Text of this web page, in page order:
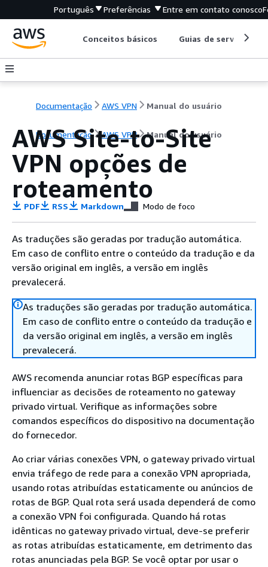
Português Preferências Entre em contato conosco
Conceitos básicos Guias de serviço
Documentação AWS VPN Manual do usuário
Documentação AWS VPN Manual do usuário
AWS Site-to-Site
VPN opções de
roteamento
PDF RSS Markdown Modo de foco
As traduções são geradas por tradução automática.
Em caso de conflito entre o conteúdo da tradução e da
versão original em inglês, a versão em inglês
prevalecerá.
As traduções são geradas por tradução automática.
Em caso de conflito entre o conteúdo da tradução e
da versão original em inglês, a versão em inglês
prevalecerá.
AWS recomenda anunciar rotas BGP específicas para
influenciar as decisões de roteamento no gateway
privado virtual. Verifique as informações sobre
comandos específicos do dispositivo na documentação
do fornecedor.
Ao criar várias conexões VPN, o gateway privado virtual
envia tráfego de rede para a conexão VPN apropriada,
usando rotas atribuídas estaticamente ou anúncios de
rotas de BGP. Qual rota será usada dependerá de como
a conexão VPN foi configurada. Quando há rotas
idênticas no gateway privado virtual, deve-se preferir
as rotas atribuídas estaticamente, em detrimento das
rotas anunciadas pela BGP. Se você optar por usar o